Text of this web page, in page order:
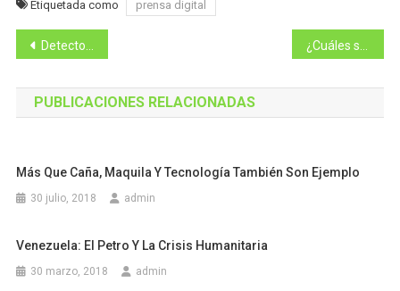
Etiquetada como prensa digital
Navegación
de
entradas
Detector en vivo al Debate de Caracol
PUBLICACIONES RELACIONADAS
Más Que Caña, Maquila Y Tecnología También Son Ejemplo
30 julio, 2018 admin
Venezuela: El Petro Y La Crisis Humanitaria
30 marzo, 2018 admin